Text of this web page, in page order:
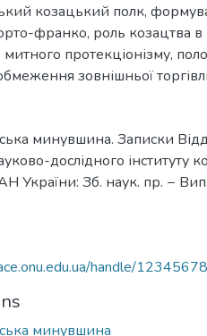
козацький полк,
франко, роль козацтва в
протекціонізму,
зовнішньої торгівлі
минувшина. Записки
дослідного інституту
України: Зб. наук. пр. −
handle/
минувшина